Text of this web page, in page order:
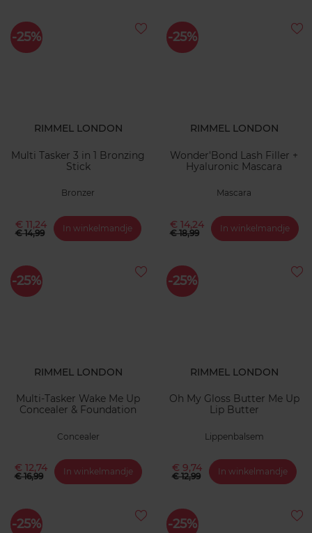
-25%
RIMMEL LONDON
Multi Tasker 3 in 1 Bronzing
Stick
Bronzer
€ 11,24
€ 14,99 In winkelmandje
-25%
RIMMEL LONDON
Wonder'Bond Lash Filler +
Hyaluronic Mascara
Mascara
€ 14,24
€ 18,99 In winkelmandje
-25%
RIMMEL LONDON
Multi-Tasker Wake Me Up
Concealer & Foundation
Concealer
€ 12,74
€ 16,99 In winkelmandje
-25%
RIMMEL LONDON
Oh My Gloss Butter Me Up
Lip Butter
Lippenbalsem
€ 9,74
€ 12,99 In winkelmandje
-25% -25%